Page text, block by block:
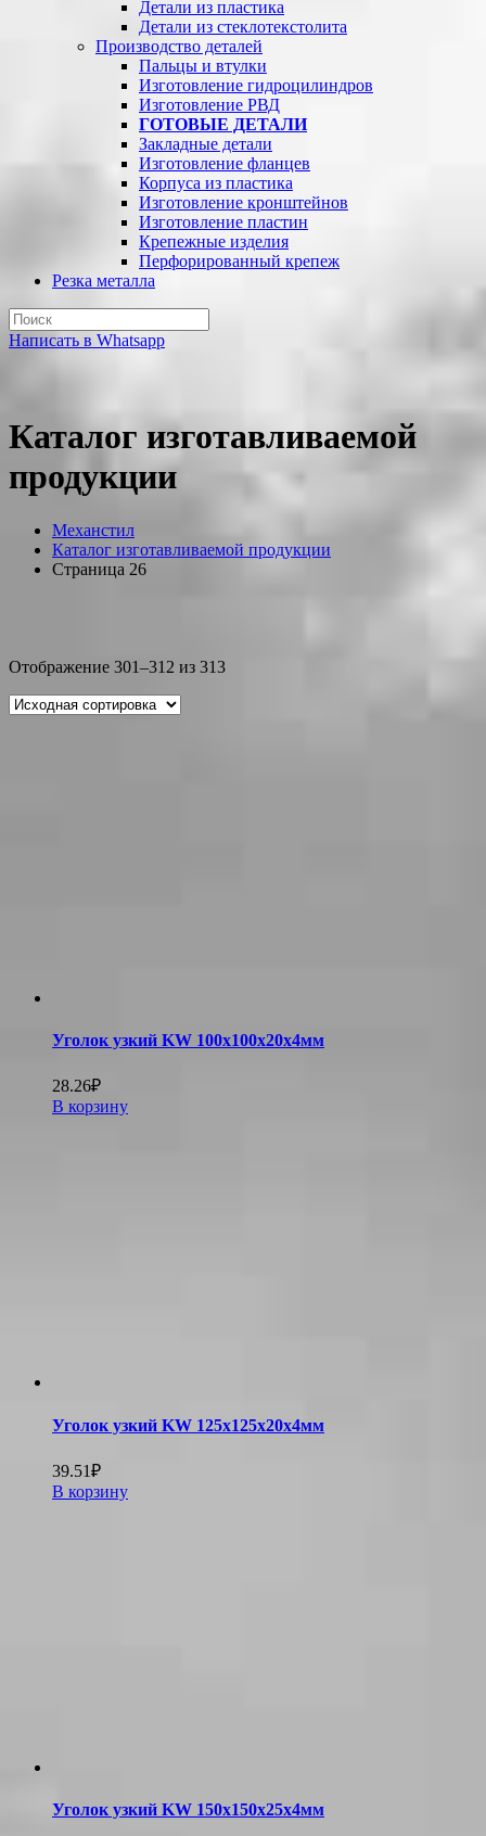
Детали из пластика
Детали из стеклотекстолита
Производство деталей
Пальцы и втулки
Изготовление гидроцилиндров
Изготовление РВД
ГОТОВЫЕ ДЕТАЛИ
Закладные детали
Изготовление фланцев
Корпуса из пластика
Изготовление кронштейнов
Изготовление пластин
Крепежные изделия
Перфорированный крепеж
Резка металла
Написать в Whatsapp
Каталог изготавливаемой
продукции
Механстил
Каталог изготавливаемой продукции
Страница 26
Отображение 301–312 из 313
Уголок узкий KW 100х100х20х4мм
28.26₽
В корзину
Уголок узкий KW 125х125х20х4мм
39.51₽
В корзину
Уголок узкий KW 150х150х25х4мм